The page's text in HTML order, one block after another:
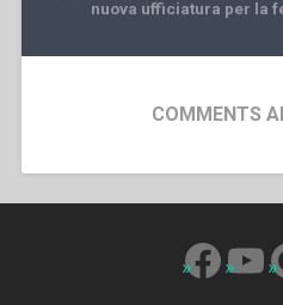
nuova ufficiatura per la
COMMENTS